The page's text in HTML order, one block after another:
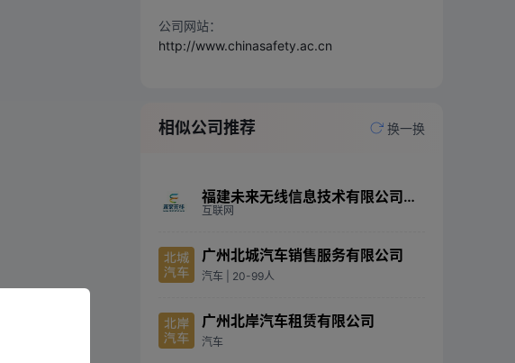
公司网站：
http://www.chinasafety.ac.cn
相似公司推荐 换一换
福建未来无线信息技术有限公司北京分公司
互联网
广州北城汽车销售服务有限公司
汽车 | 20-99人
广州北岸汽车租赁有限公司
汽车